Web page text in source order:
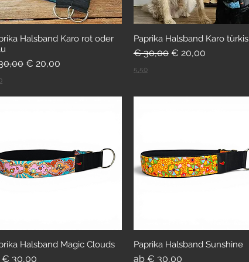
Halsband Karo rot oder
Sale-Preis
€ 20,00
Paprika Halsband Karo türkis
Standardpreis
€ 30,00 Sale-Preis
€ 20,00
5,50
Halsband Magic Clouds
€ 30,00
Preis
Paprika Halsband Sunshine
ab € 30,00
Sale-Preis